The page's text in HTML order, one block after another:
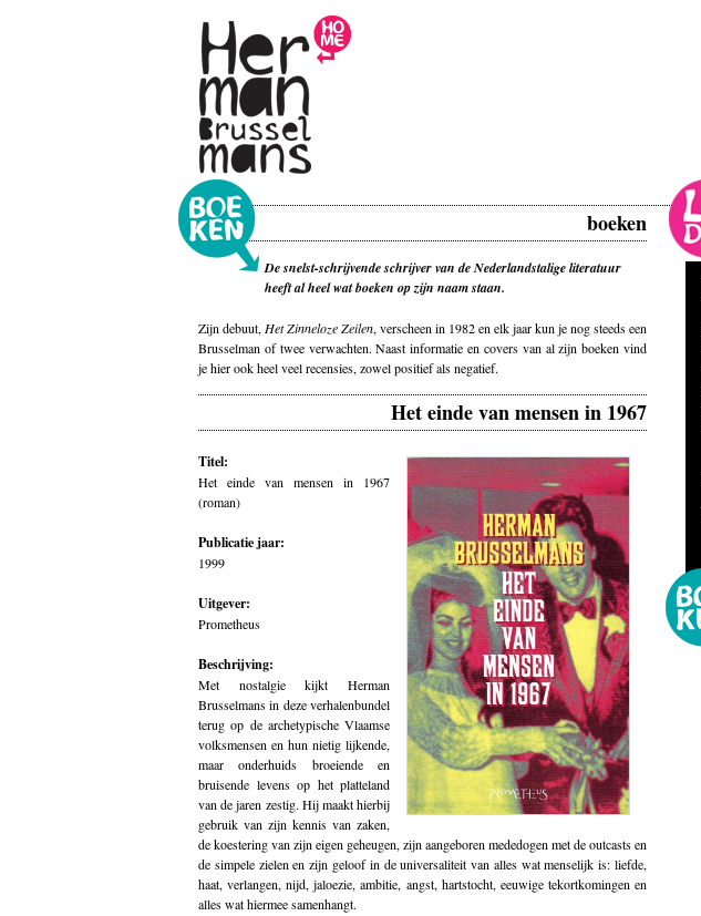
boeken
De snelst-schrijvende schrijver van de Nederlandstalige literatuur
heeft al heel wat boeken op zijn naam staan.
Zijn debuut, Het Zinneloze Zeilen, verscheen in 1982 en elk jaar kun je nog steeds een
Brusselman of twee verwachten. Naast informatie en covers van al zijn boeken vind
je hier ook heel veel recensies, zowel positief als negatief.
Het einde van mensen in 1967
Titel:
Het einde van mensen in 1967
(roman)
Publicatie jaar:
1999
Uitgever:
Prometheus
Beschrijving:
Met nostalgie kijkt Herman
Brusselmans in deze verhalenbundel
terug op de archetypische Vlaamse
volksmensen en hun nietig lijkende,
maar onderhuids broeiende en
bruisende levens op het platteland
van de jaren zestig. Hij maakt hierbij
gebruik van zijn kennis van zaken,
de koestering van zijn eigen geheugen, zijn aangeboren mededogen met de outcasts en
de simpele zielen en zijn geloof in de universaliteit van alles wat menselijk is: liefde,
haat, verlangen, nijd, jaloezie, ambitie, angst, hartstocht, eeuwige tekortkomingen en
alles wat hiermee samenhangt.